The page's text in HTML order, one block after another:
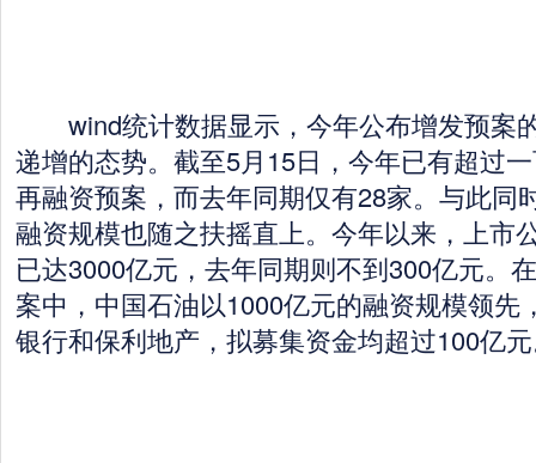
wind统计数据显示，今年公布增发预案
递增的态势。截至5月15日，今年已有超过
再融资预案，而去年同期仅有28家。与此同
融资规模也随之扶摇直上。今年以来，上市
已达3000亿元，去年同期则不到300亿元。
案中，中国石油以1000亿元的融资规模领先
银行和保利地产，拟募集资金均超过100亿